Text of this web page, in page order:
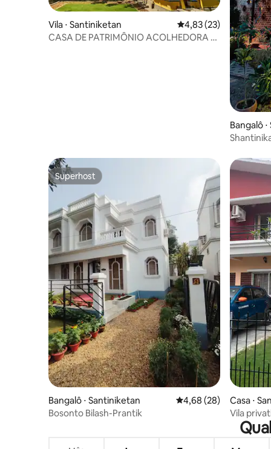
Vila ⋅ Santiniketan 4,83 de uma
4,83 (23)
CASA DE PATRIMÔNIO ACOLHEDORA E
Bangalô
Superhost
Superhost
Bangalô ⋅ Santiniketan 4,68 de uma avaliação
4,68 (28)
Bosonto Bilash-Prantik
Casa ⋅
Vila
perfeito